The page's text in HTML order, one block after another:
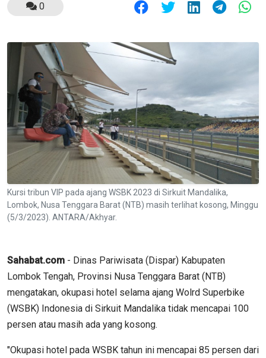
0
Kursi tribun VIP pada ajang WSBK 2023 di Sirkuit Mandalika,
Lombok, Nusa Tenggara Barat (NTB) masih terlihat kosong, Minggu
(5/3/2023). ANTARA/Akhyar.
Sahabat.com - Dinas Pariwisata (Dispar) Kabupaten
Lombok Tengah, Provinsi Nusa Tenggara Barat (NTB)
mengatakan, okupasi hotel selama ajang Wolrd Superbike
(WSBK) Indonesia di Sirkuit Mandalika tidak mencapai 100
persen atau masih ada yang kosong.
"Okupasi hotel pada WSBK tahun ini mencapai 85 persen dari